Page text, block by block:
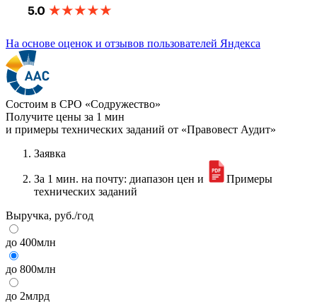
На основе оценок и отзывов пользователей Яндекса
Состоим в СРО «Содружество»
Получите цены за 1 мин
и примеры технических заданий от «Правовест Аудит»
Заявка
За 1 мин. на почту: диапазон цен и
Примеры
технических заданий
Выручка, руб./год
до 400млн
до 800млн
до 2млрд